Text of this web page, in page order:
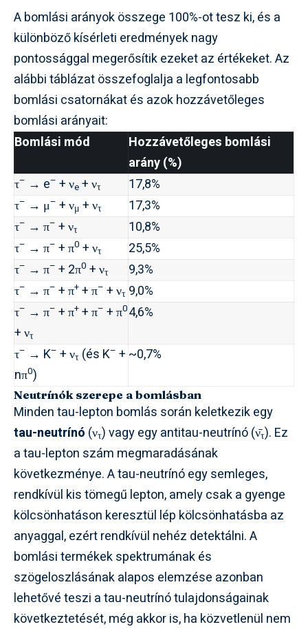
A bomlási arányok összege 100%-ot tesz ki, és a
különböző kísérleti eredmények nagy
pontossággal megerősítik ezeket az értékeket. Az
alábbi táblázat összefoglalja a legfontosabb
bomlási csatornákat és azok hozzávetőleges
bomlási arányait:
Bomlási mód
Hozzávetőleges bomlási
arány (%)
τ– → e– + νe + ντ
17,8%
τ– → μ– + νμ + ντ
17,3%
τ– → π– + ντ
10,8%
τ– → π– + π0 + ντ
25,5%
τ– → π– + 2π0 + ντ
9,3%
τ– → π– + π+ + π– + ντ 9,0%
τ– → π– + π+ + π– + π0
+ ντ
4,6%
τ– → K– + ντ (és K– +
nπ0)
~0,7%
Neutrínók szerepe a bomlásban
Minden tau-lepton bomlás során keletkezik egy
tau-neutrínó (ντ) vagy egy antitau-neutrínó (ν̄τ). Ez
a tau-lepton szám megmaradásának
következménye. A tau-neutrínó egy semleges,
rendkívül kis tömegű lepton, amely csak a gyenge
kölcsönhatáson keresztül lép kölcsönhatásba az
anyaggal, ezért rendkívül nehéz detektálni. A
bomlási termékek spektrumának és
szögeloszlásának alapos elemzése azonban
lehetővé teszi a tau-neutrínó tulajdonságainak
következtetését, még akkor is, ha közvetlenül nem